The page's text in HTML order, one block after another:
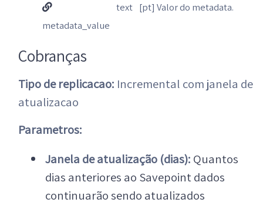
metadata_value
text [pt] Valor do metadata.
Cobranças
Tipo de replicacao: Incremental com janela de
atualizacao
Parametros:
Janela de atualização (dias): Quantos
dias anteriores ao Savepoint dados
continuarão sendo atualizados